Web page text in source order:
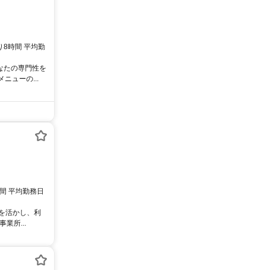
8時間 平均勤
たの専門性を
ニューの...
平均勤務日
活かし、利
業所...